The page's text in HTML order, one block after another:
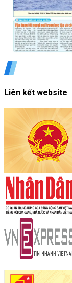
Liên kết website